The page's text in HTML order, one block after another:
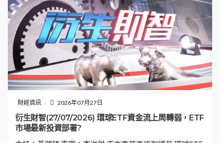
財經資訊 2026年07月27日
衍生財智(27/07/2026) 環球ETF資金流上周轉弱，ETF
市場最新投資部署?